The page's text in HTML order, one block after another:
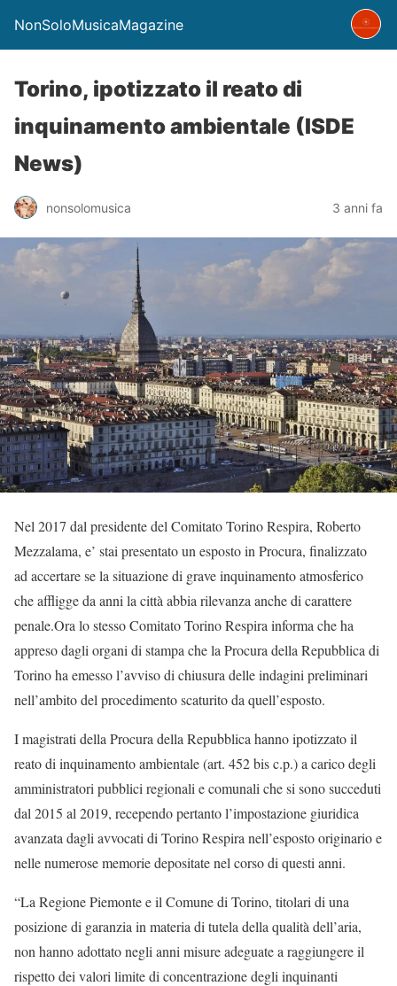
NonSoloMusicaMagazine
Torino, ipotizzato il reato di
inquinamento ambientale (ISDE
News)
nonsolomusica 3 anni fa
Nel 2017 dal presidente del Comitato Torino Respira, Roberto
Mezzalama, e’ stai presentato un esposto in Procura, finalizzato
ad accertare se la situazione di grave inquinamento atmosferico
che affligge da anni la città abbia rilevanza anche di carattere
penale.Ora lo stesso Comitato Torino Respira informa che ha
appreso dagli organi di stampa che la Procura della Repubblica di
Torino ha emesso l’avviso di chiusura delle indagini preliminari
nell’ambito del procedimento scaturito da quell’esposto.
I magistrati della Procura della Repubblica hanno ipotizzato il
reato di inquinamento ambientale (art. 452 bis c.p.) a carico degli
amministratori pubblici regionali e comunali che si sono succeduti
dal 2015 al 2019, recependo pertanto l’impostazione giuridica
avanzata dagli avvocati di Torino Respira nell’esposto originario e
nelle numerose memorie depositate nel corso di questi anni.
“La Regione Piemonte e il Comune di Torino, titolari di una
posizione di garanzia in materia di tutela della qualità dell’aria,
non hanno adottato negli anni misure adeguate a raggiungere il
rispetto dei valori limite di concentrazione degli inquinanti